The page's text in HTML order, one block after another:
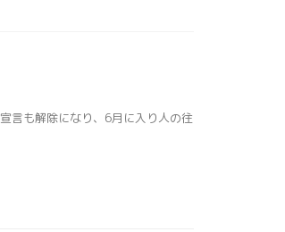
言も解除になり、6月に入り人の往